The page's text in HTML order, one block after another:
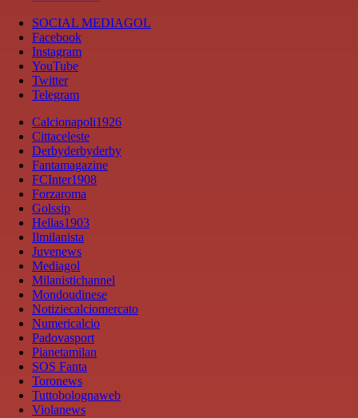
SOCIAL MEDIAGOL
Facebook
Instagram
YouTube
Twitter
Telegram
Calcionapoli1926
Cittaceleste
Derbyderbyderby
Fantamagazine
FCInter1908
Forzaroma
Golssip
Hellas1903
Ilmilanista
Juvenews
Mediagol
Milanistichannel
Mondoudinese
Notiziecalciomercato
Numericalcio
Padovasport
Pianetamilan
SOS Fanta
Toronews
Tuttobolognaweb
Violanews